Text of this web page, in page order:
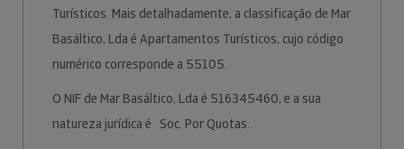
Turísticos. Mais detalhadamente, a classificação de Mar
Basáltico, Lda é Apartamentos Turísticos, cujo código
numérico corresponde a 55105.
O NIF de Mar Basáltico, Lda é 516345460, e a sua
natureza jurídica é Soc. Por Quotas.